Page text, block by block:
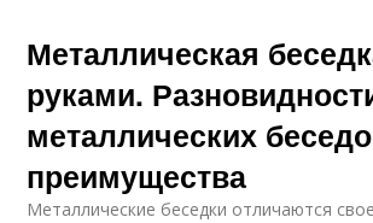
Металлическая
руками.
металлических
преимущества
Металлические беседки отличаются